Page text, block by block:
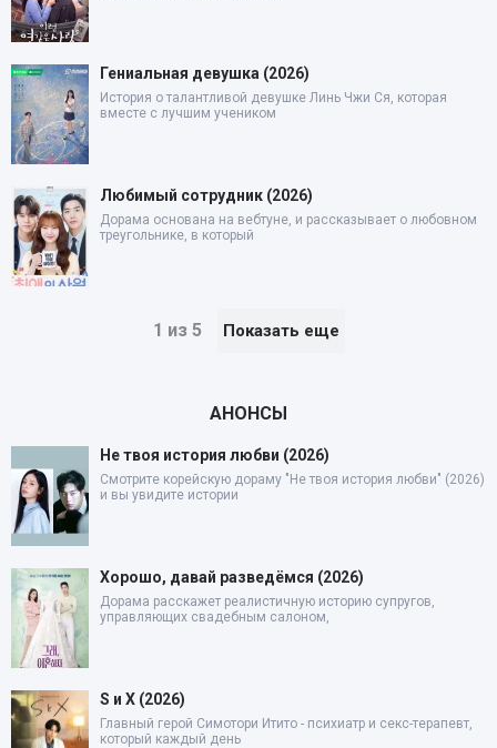
Гениальная девушка (2026)
История о талантливой девушке Линь Чжи Ся, которая
вместе с лучшим учеником
Любимый сотрудник (2026)
Дорама основана на вебтуне, и рассказывает о любовном
треугольнике, в который
1 из 5 Показать еще
АНОНСЫ
Не твоя история любви (2026)
Смотрите корейскую дораму "Не твоя история любви" (2026)
и вы увидите истории
Хорошо, давай разведёмся (2026)
Дорама расскажет реалистичную историю супругов,
управляющих свадебным салоном,
S и X (2026)
Главный герой Симотори Итито - психиатр и секс-терапевт,
который каждый день